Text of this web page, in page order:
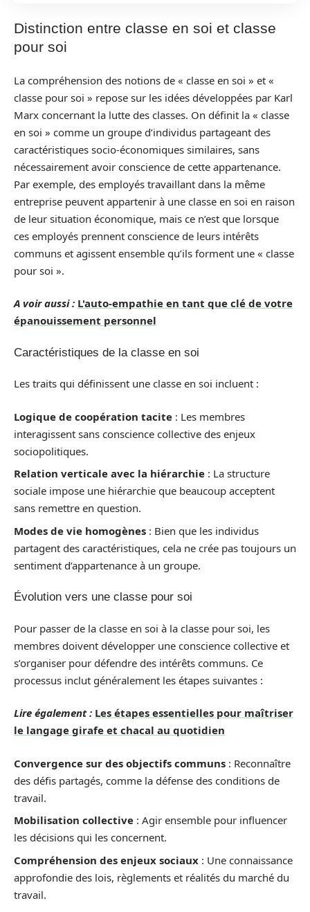
Distinction entre classe en soi et classe
pour soi
La compréhension des notions de « classe en soi » et «
classe pour soi » repose sur les idées développées par Karl
Marx concernant la lutte des classes. On définit la « classe
en soi » comme un groupe d’individus partageant des
caractéristiques socio-économiques similaires, sans
nécessairement avoir conscience de cette appartenance.
Par exemple, des employés travaillant dans la même
entreprise peuvent appartenir à une classe en soi en raison
de leur situation économique, mais ce n’est que lorsque
ces employés prennent conscience de leurs intérêts
communs et agissent ensemble qu’ils forment une « classe
pour soi ».
A voir aussi : L'auto-empathie en tant que clé de votre
épanouissement personnel
Caractéristiques de la classe en soi
Les traits qui définissent une classe en soi incluent :
Logique de coopération tacite : Les membres
interagissent sans conscience collective des enjeux
sociopolitiques.
Relation verticale avec la hiérarchie : La structure
sociale impose une hiérarchie que beaucoup acceptent
sans remettre en question.
Modes de vie homogènes : Bien que les individus
partagent des caractéristiques, cela ne crée pas toujours un
sentiment d’appartenance à un groupe.
Évolution vers une classe pour soi
Pour passer de la classe en soi à la classe pour soi, les
membres doivent développer une conscience collective et
s’organiser pour défendre des intérêts communs. Ce
processus inclut généralement les étapes suivantes :
Lire également : Les étapes essentielles pour maîtriser
le langage girafe et chacal au quotidien
Convergence sur des objectifs communs : Reconnaître
des défis partagés, comme la défense des conditions de
travail.
Mobilisation collective : Agir ensemble pour influencer
les décisions qui les concernent.
Compréhension des enjeux sociaux : Une connaissance
approfondie des lois, règlements et réalités du marché du
travail.